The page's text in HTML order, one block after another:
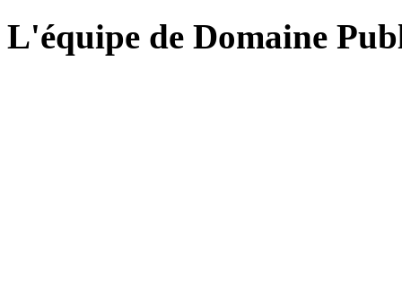
L'équipe de Domaine